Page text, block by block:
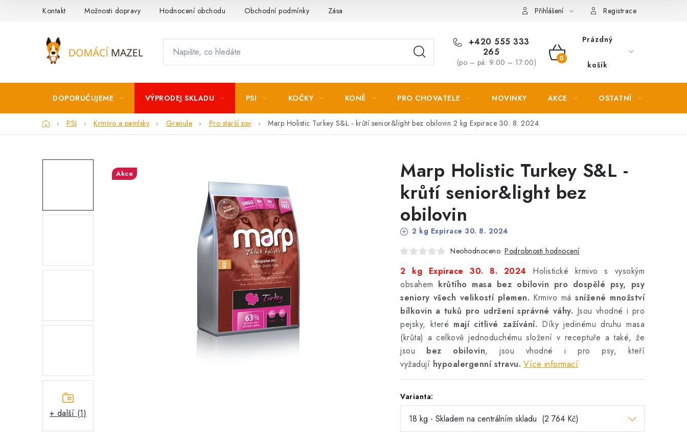
Kontakt Možnosti dopravy Hodnocení obchodu Obchodní podmínky Zásady zpracování osobních údajů Přihlášení Registrace
+420 555 333
265
(po – pá: 9:00 – 17:00)
NÁKUPNÍ
Prázdný
košík
DOPORUČUJEME VÝPRODEJ SKLADU PSI KOČKY KONĚ PRO CHOVATELE NOVINKY AKCE OSTATNÍ
DomůPSI Krmivo a pamlsky Granule Pro starší psy Marp Holistic Turkey S&L - krůtí senior&light bez obilovin 2 kg Expirace 30. 8. 2024
+ další (1)
Marp Holistic Turkey S&L -
krůtí senior&light bez
obilovin
2 kg Expirace 30. 8. 2024
Neohodnoceno Podrobnosti hodnocení
2 kg Expirace 30. 8. 2024
Holistické krmivo s vysokým
obsahem krůtího masa bez obilovin pro dospělé psy, psy
seniory všech velikostí plemen. Krmivo másnížené množství
bílkovin a tuků pro udržení správné váhy. Jsou vhodné i pro
pejsky, které mají citlivé zažívání. Díky jedinému druhu masa
(krůta) a celkově jednoduchému složení v receptuře a také, že
jsou bez obilovin, jsou vhodné i pro psy, kteří
vyžadují hypoalergenní stravu. Více informací
Varianta:
Akce